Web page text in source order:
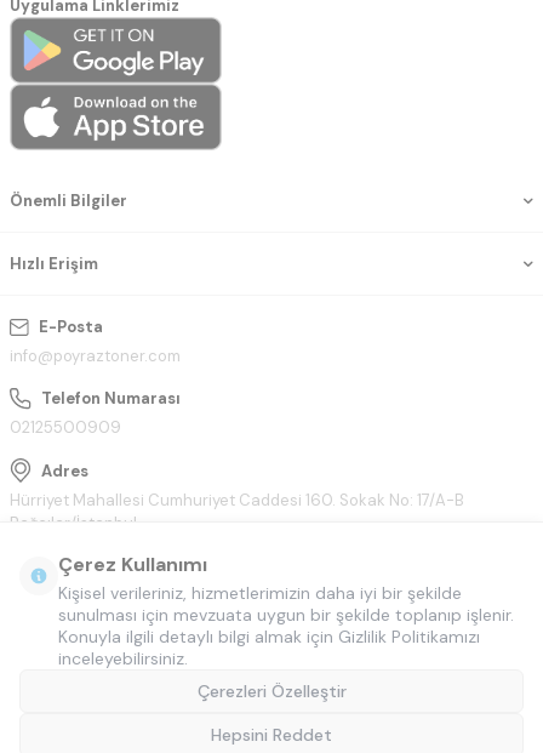
E-Posta
info@poyraztoner.com
Telefon Numarası
02125500909
Adres
Hürriyet Mahallesi Cumhuriyet Caddesi 160. Sokak No: 17/A-B
Bağcılar/İstanbul
Önemli Bilgiler
Hızlı Erişim
Uygulama Linklerimiz
Çerez Kullanımı
Kişisel verileriniz, hizmetlerimizin daha iyi bir şekilde
sunulması için mevzuata uygun bir şekilde toplanıp işlenir.
Konuyla ilgili detaylı bilgi almak için Gizlilik Politikamızı
inceleyebilirsiniz.
Çerezleri Özelleştir
Hepsini Reddet